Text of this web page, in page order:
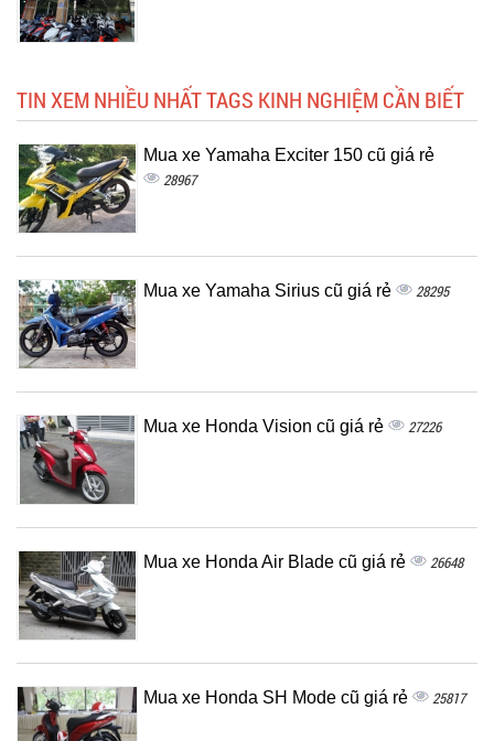
TIN XEM NHIỀU NHẤT TAGS KINH NGHIỆM CẦN BIẾT
Mua xe Yamaha Exciter 150 cũ giá rẻ
28967
Mua xe Yamaha Sirius cũ giá rẻ 28295
Mua xe Honda Vision cũ giá rẻ 27226
Mua xe Honda Air Blade cũ giá rẻ 26648
Mua xe Honda SH Mode cũ giá rẻ 25817